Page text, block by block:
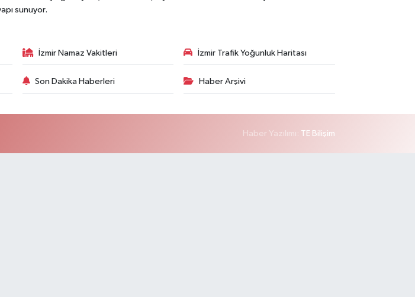
sunuyor.
İzmir Namaz Vakitleri İzmir Trafik Yoğunluk Haritası
Son Dakika Haberleri Haber Arşivi
Haber Yazılımı: TE Bilişim